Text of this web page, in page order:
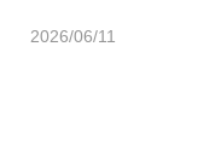
2026/06/11